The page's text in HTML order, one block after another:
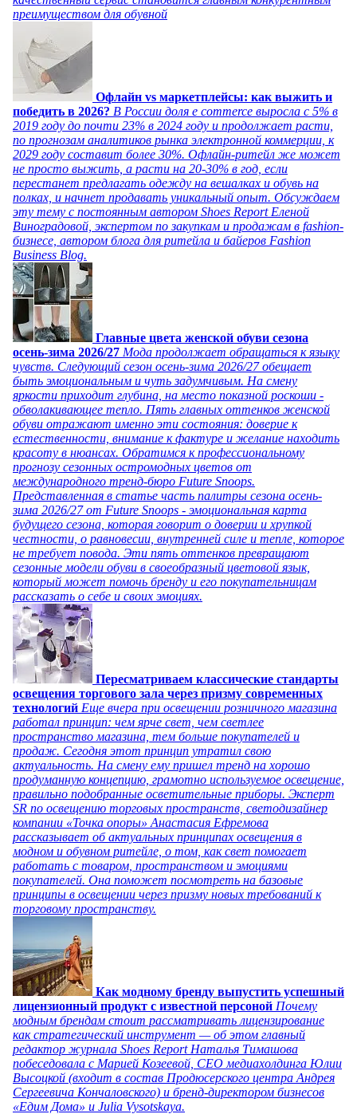
преимуществом для обувной
Офлайн vs маркетплейсы: как выжить и
победить в 2026? В России доля e commerce выросла с 5% в
2019 году до почти 23% в 2024 году и продолжает расти,
по прогнозам аналитиков рынка электронной коммерции, к
2029 году составит более 30%. Офлайн-ритейл же может
не просто выжить, а расти на 20-30% в год, если
перестанет предлагать одежду на вешалках и обувь на
полках, и начнет продавать уникальный опыт. Обсуждаем
эту тему с постоянным автором Shoes Report Еленой
Виноградовой, экспертом по закупкам и продажам в fashion-
бизнесе, автором блога для ритейла и байеров Fashion
Business Blog.
Главные цвета женской обуви сезона
осень-зима 2026/27 Мода продолжает обращаться к языку
чувств. Следующий сезон осень-зима 2026/27 обещает
быть эмоциональным и чуть задумчивым. На смену
яркости приходит глубина, на место показной роскоши -
обволакивающее тепло. Пять главных оттенков женской
обуви отражают именно эти состояния: доверие к
естественности, внимание к фактуре и желание находить
красоту в нюансах. Обратимся к профессиональному
прогнозу сезонных остромодных цветов от
международного тренд-бюро Future Snoops.
Представленная в статье часть палитры сезона осень-
зима 2026/27 от Future Snoops - эмоциональная карта
будущего сезона, которая говорит о доверии и хрупкой
честности, о равновесии, внутренней силе и тепле, которое
не требует повода. Эти пять оттенков превращают
сезонные модели обуви в своеобразный цветовой язык,
который может помочь бренду и его покупательницам
рассказать о себе и своих эмоциях.
Пересматриваем классические стандарты
освещения торгового зала через призму современных
технологий Еще вчера при освещении розничного магазина
работал принцип: чем ярче свет, чем светлее
пространство магазина, тем больше покупателей и
продаж. Сегодня этот принцип утратил свою
актуальность. На смену ему пришел тренд на хорошо
продуманную концепцию, грамотно используемое освещение,
правильно подобранные осветительные приборы. Эксперт
SR по освещению торговых пространств, светодизайнер
компании «Точка опоры» Анастасия Ефремова
рассказывает об актуальных принципах освещения в
модном и обувном ритейле, о том, как свет помогает
работать с товаром, пространством и эмоциями
покупателей. Она поможет посмотреть на базовые
принципы в освещении через призму новых требований к
торговому пространству.
Как модному бренду выпустить успешный
лицензионный продукт с известной персоной Почему
модным брендам стоит рассматривать лицензирование
как стратегический инструмент — об этом главный
редактор журнала Shoes Report Наталья Тимашова
побеседовала с Марией Козеевой, СЕО медиахолдинга Юлии
Высоцкой (входит в состав Продюсерского центра Андрея
Сергеевича Кончаловского) и бренд-директором бизнесов
«Едим Дома» и Julia Vysotskaya.